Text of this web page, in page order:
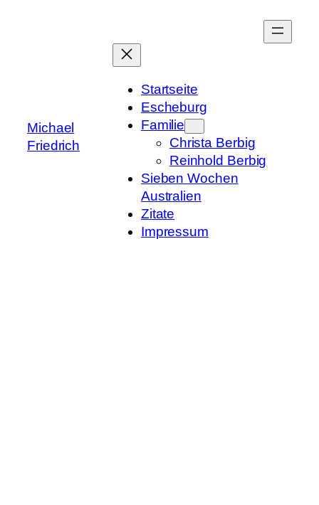
Michael
Friedrich
Startseite
Escheburg
Familie
Christa Berbig
Reinhold Berbig
Sieben Wochen
Australien
Zitate
Impressum